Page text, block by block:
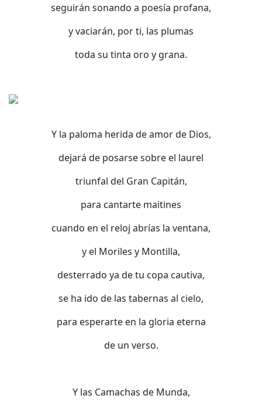
seguirán sonando a poesía profana,
y vaciarán, por ti, las plumas
toda su tinta oro y grana.
Y la paloma herida de amor de Dios,
dejará de posarse sobre el laurel
triunfal del Gran Capitán,
para cantarte maitines
cuando en el reloj abrías la ventana,
y el Moriles y Montilla,
desterrado ya de tu copa cautiva,
se ha ido de las tabernas al cielo,
para esperarte en la gloria eterna
de un verso.
Y las Camachas de Munda,